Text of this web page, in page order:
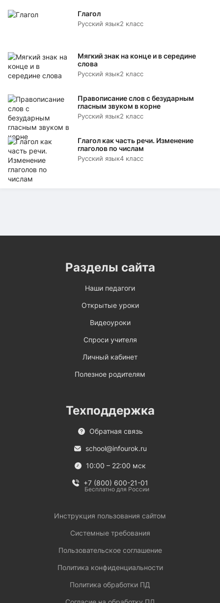
Глагол
Русский язык2 класс
Мягкий знак на конце и в середине
слова
Русский язык2 класс
Правописание слов с безударным
гласным звуком в корне
Русский язык2 класс
Глагол как часть речи. Изменение
глаголов по числам
Русский язык4 класс
Разделы сайта
Наши педагоги
Открытые уроки
Видеоуроки
Спроси учителя
Личный кабинет
Полезное родителям
Техподдержка
Обратная связь
school@infourok.ru
10:00 – 22:00 мск
+7 (800) 600-21-01
Бесплатно для России
Инструкция пользования сайтом
Системные требования
Пользовательское соглашение
Политика конфиденциальности
Политика обработки ПД